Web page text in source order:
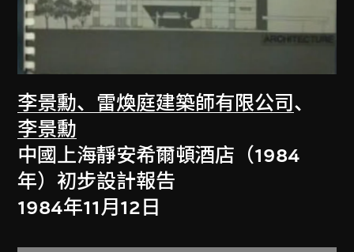
李景勳、雷煥庭建築師有限公司 、
李景勳
中國上海靜安希爾頓酒店（1984
年）初步設計報告
1984年11月12日